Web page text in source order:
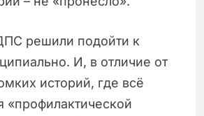
решили подойти к
И, в отличие от
историй, где всё
«профилактической